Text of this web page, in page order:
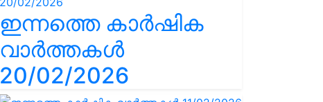
ഇന്നത്തെ കാർഷിക
വാർത്തകൾ
20/02/2026